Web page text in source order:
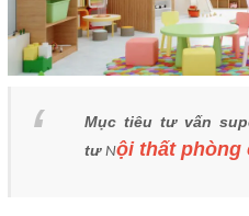
Mục tiêu tư vấn
tư Nội thất phòng